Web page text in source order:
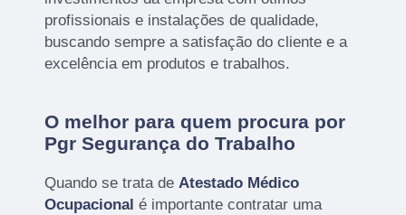
profissionais e instalações de qualidade,
buscando sempre a satisfação do cliente e a
excelência em produtos e trabalhos.
O melhor para quem procura por
Pgr Segurança do Trabalho
Quando se trata deAtestado Médico
Ocupacional é importante contratar uma